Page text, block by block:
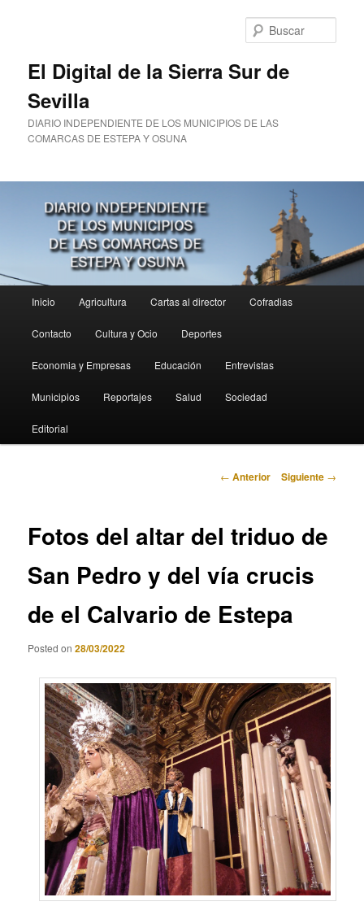
El Digital de la Sierra Sur de
Sevilla
DIARIO INDEPENDIENTE DE LOS MUNICIPIOS DE LAS
COMARCAS DE ESTEPA Y OSUNA
principal
Inicio Agricultura Cartas al director Cofradias
Contacto Cultura y Ocio Deportes
Economia y Empresas Educación Entrevistas
Municipios Reportajes Salud Sociedad
Editorial
Navegación
← Anterior Siguiente →
Fotos del altar del triduo de
San Pedro y del vía crucis
de el Calvario de Estepa
Posted on28/03/2022